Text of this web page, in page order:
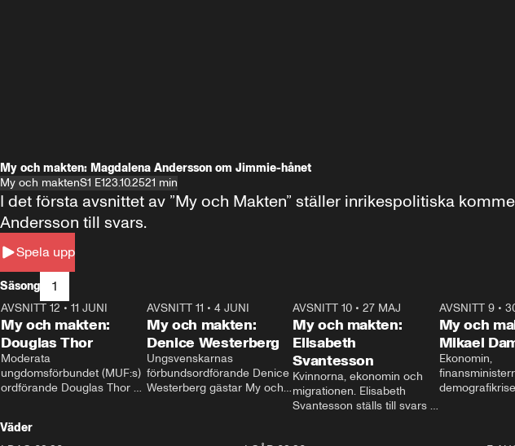
My och makten: Magdalena Andersson om Jimmie-hånet
My och maktenS1 E123.10.2521 min
Spela upp
I det första avsnittet av ”My och Makten” ställer inrikespolitiska
Andersson till svars.
Säsong 1
26:27
AVSNITT 12 • 11 JUNI
My och makten:
Douglas Thor
Moderata
ungdomsförbundet (MUF:s)
ordförande Douglas Thor
tonårsutvisningarna och hur
23:40
AVSNITT 11 •4 JUNI
My och makten:
Denice Westerberg
Ungsvenskarnas
förbundsordförande Denice
Westerberg gästar My och
AVSNITT 10 •27 MAJ
My och makten:
Elisabeth
Svantesson
Kvinnorna, ekonomin och
migrationen. Elisabeth
Svantesson ställs till svars
AVSNITT 9•
My och
Mikael
Ekonomin,
Väder